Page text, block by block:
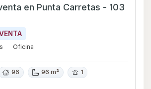
Oficina en venta en Punta Carretas - 103
Oficina
96 96 m² 1